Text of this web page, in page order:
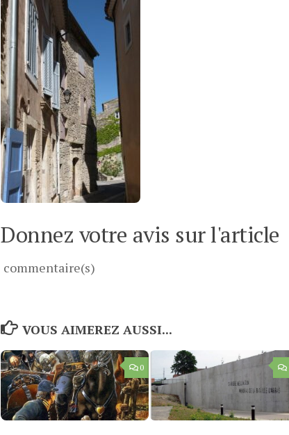
Donnez votre avis sur l'article
commentaire(s)
VOUS AIMEREZ AUSSI...
0